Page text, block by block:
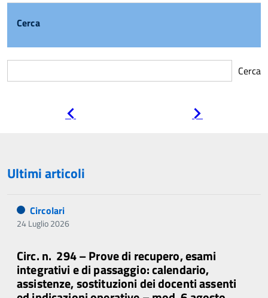
Cerca
Cerca
Ultimi articoli
Circolari
24 Luglio 2026
Circ. n. 294 – Prove di recupero, esami
integrativi e di passaggio: calendario,
assistenze, sostituzioni dei docenti assenti